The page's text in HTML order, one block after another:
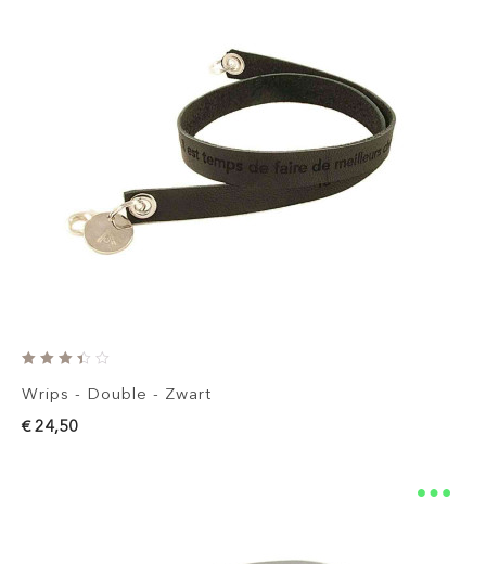
Wrips - Double - Zwart
€ 24,50